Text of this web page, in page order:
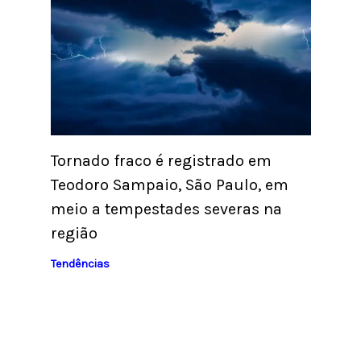
Tornado fraco é registrado em
Teodoro Sampaio, São Paulo, em
meio a tempestades severas na
região
Tendências